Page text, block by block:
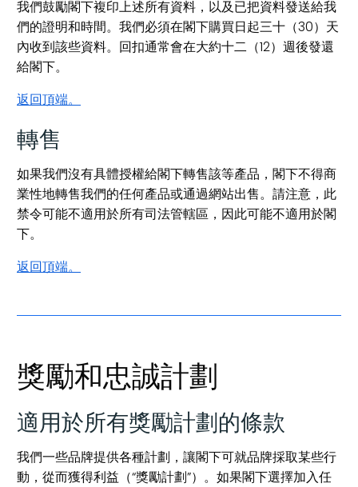
我們鼓勵閣下複印上述所有資料，以及已把資料發送給我
們的證明和時間。我們必須在閣下購買日起三十（30）天
內收到該些資料。回扣通常會在大約十二（12）週後發還
給閣下。
返回頂端。
轉售
如果我們沒有具體授權給閣下轉售該等產品，閣下不得商
業性地轉售我們的任何產品或通過網站出售。請注意，此
禁令可能不適用於所有司法管轄區，因此可能不適用於閣
下。
返回頂端。
獎勵和忠誠計劃
適用於所有獎勵計劃的條款
我們一些品牌提供各種計劃，讓閣下可就品牌採取某些行
動，從而獲得利益（“獎勵計劃”）。如果閣下選擇加入任